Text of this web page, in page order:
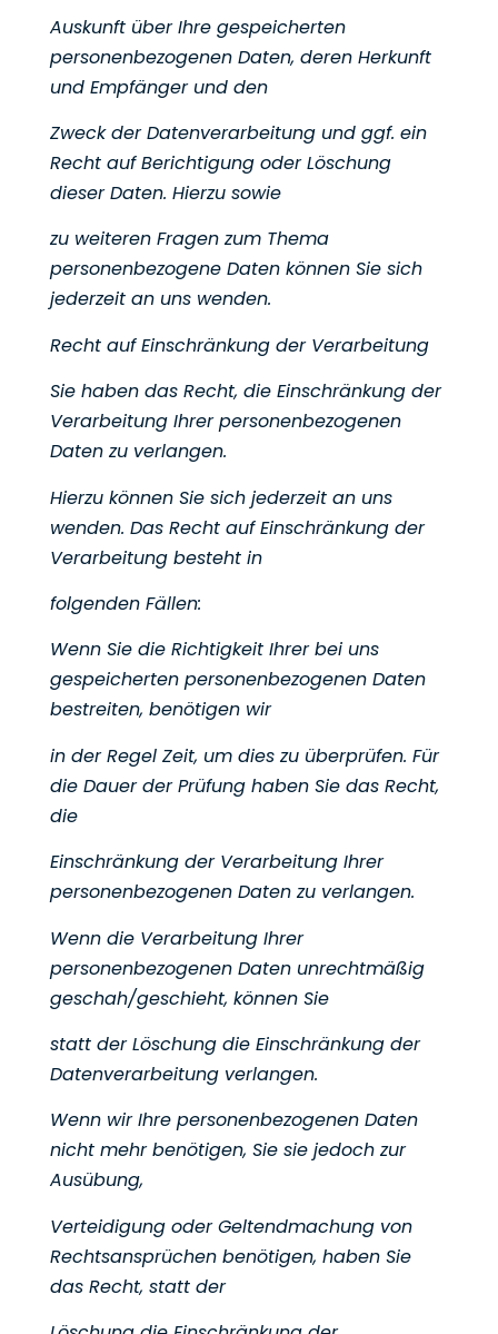
Auskunft über Ihre gespeicherten
personenbezogenen Daten, deren Herkunft
und Empfänger und den
Zweck der Datenverarbeitung und ggf. ein
Recht auf Berichtigung oder Löschung
dieser Daten. Hierzu sowie
zu weiteren Fragen zum Thema
personenbezogene Daten können Sie sich
jederzeit an uns wenden.
Recht auf Einschränkung der Verarbeitung
Sie haben das Recht, die Einschränkung der
Verarbeitung Ihrer personenbezogenen
Daten zu verlangen.
Hierzu können Sie sich jederzeit an uns
wenden. Das Recht auf Einschränkung der
Verarbeitung besteht in
folgenden Fällen:
Wenn Sie die Richtigkeit Ihrer bei uns
gespeicherten personenbezogenen Daten
bestreiten, benötigen wir
in der Regel Zeit, um dies zu überprüfen. Für
die Dauer der Prüfung haben Sie das Recht,
die
Einschränkung der Verarbeitung Ihrer
personenbezogenen Daten zu verlangen.
Wenn die Verarbeitung Ihrer
personenbezogenen Daten unrechtmäßig
geschah/geschieht, können Sie
statt der Löschung die Einschränkung der
Datenverarbeitung verlangen.
Wenn wir Ihre personenbezogenen Daten
nicht mehr benötigen, Sie sie jedoch zur
Ausübung,
Verteidigung oder Geltendmachung von
Rechtsansprüchen benötigen, haben Sie
das Recht, statt der